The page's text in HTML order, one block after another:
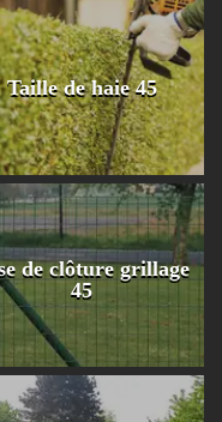
Taille de haie 45
de clôture grillage
45